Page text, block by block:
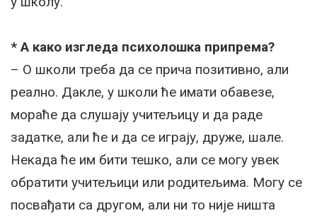
* А како изгледа психолошка припрема?
– О школи треба да се прича позитивно, али
реално. Дакле, у школи ће имати обавезе,
мораће да слушају учитељицу и да раде
задатке, али ће и да се играју, друже, шале.
Некада ће им бити тешко, али се могу увек
обратити учитељици или родитељима. Могу се
посвађати са другом, али ни то није ништа